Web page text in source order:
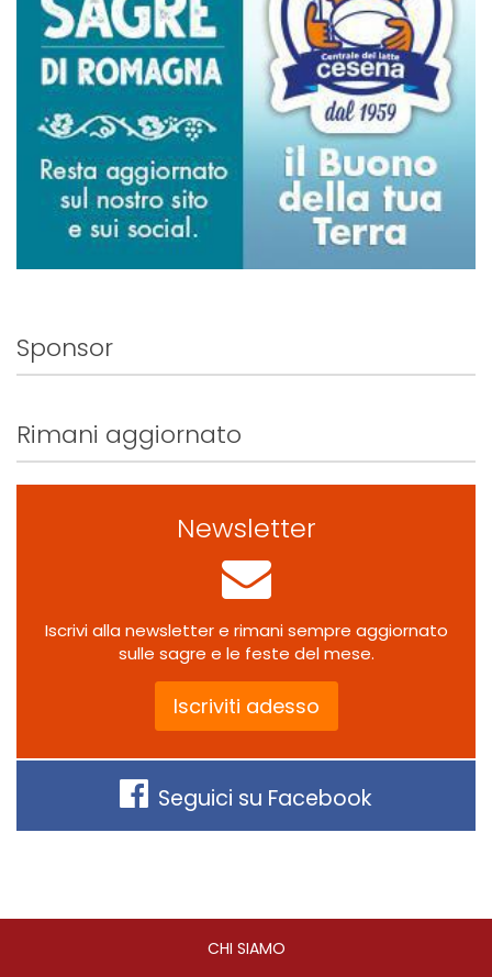
Sponsor
Rimani aggiornato
Newsletter
Iscrivi alla newsletter e rimani sempre aggiornato
sulle sagre e le feste del mese.
Iscriviti adesso
Seguici su Facebook
CHI SIAMO